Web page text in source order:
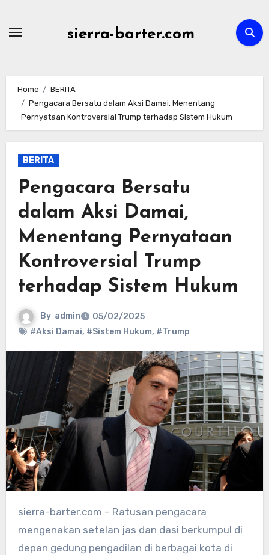
sierra-barter.com
Home
BERITA
Pengacara Bersatu dalam Aksi Damai, Menentang
Pernyataan Kontroversial Trump terhadap Sistem Hukum
BERITA
Pengacara Bersatu
dalam Aksi Damai,
Menentang Pernyataan
Kontroversial Trump
terhadap Sistem Hukum
By admin
05/02/2025
#Aksi Damai, #Sistem Hukum, #Trump
sierra-barter.com – Ratusan pengacara
mengenakan setelan jas dan dasi berkumpul di
depan gedung pengadilan di berbagai kota di